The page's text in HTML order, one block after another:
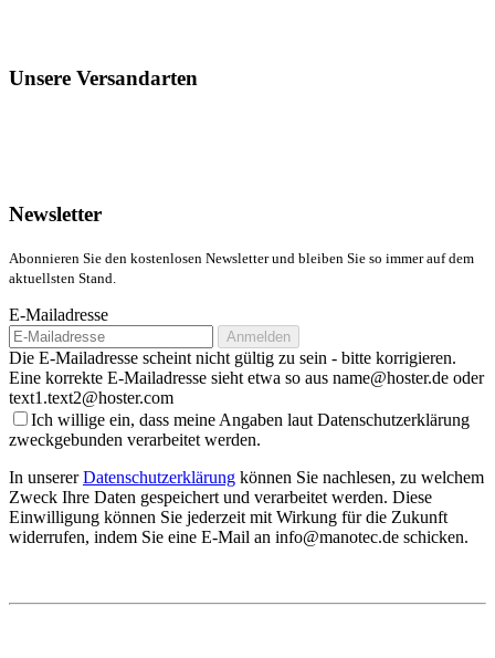
Unsere Versandarten
Newsletter
Abonnieren Sie den kostenlosen Newsletter und bleiben Sie so immer auf dem
aktuellsten Stand.
E-Mailadresse
Anmelden
Die E-Mailadresse scheint nicht gültig zu sein - bitte korrigieren.
Eine korrekte E-Mailadresse sieht etwa so aus name@hoster.de oder
text1.text2@hoster.com
Ich willige ein, dass meine Angaben laut Datenschutzerklärung
zweckgebunden verarbeitet werden.
In unsererDatenschutzerklärung können Sie nachlesen, zu welchem
Zweck Ihre Daten gespeichert und verarbeitet werden. Diese
Einwilligung können Sie jederzeit mit Wirkung für die Zukunft
widerrufen, indem Sie eine E-Mail an info@manotec.de schicken.